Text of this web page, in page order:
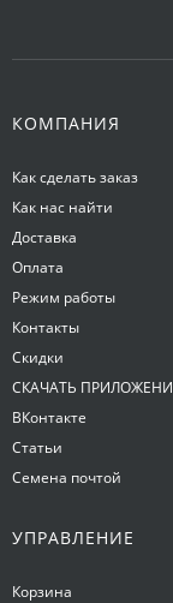
КОМПАНИЯ
Как сделать заказ
Как нас найти
Доставка
Оплата
Режим работы
Контакты
Скидки
СКАЧАТЬ
ВКонтакте
Статьи
Семена почтой
УПРАВЛЕНИЕ
Корзина